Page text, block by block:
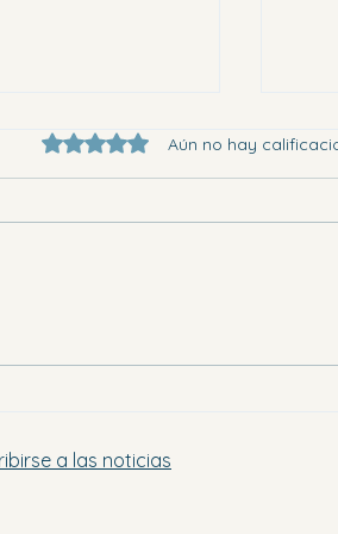
Obtuvo 0 de 5 estrellas.
Aún no hay
a las noticias